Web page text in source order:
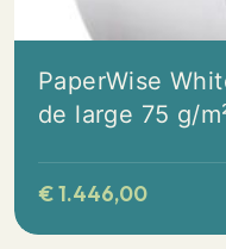
PaperWise
de large 75 g/
€1.446,00